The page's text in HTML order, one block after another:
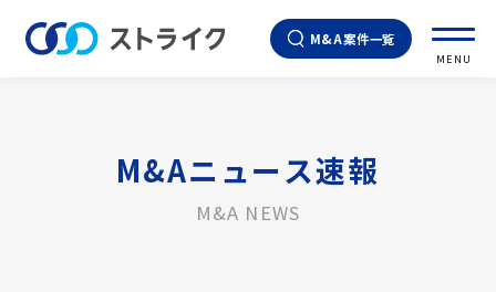
M&A案件一覧
MENU
M&Aニュース速報
M&A NEWS